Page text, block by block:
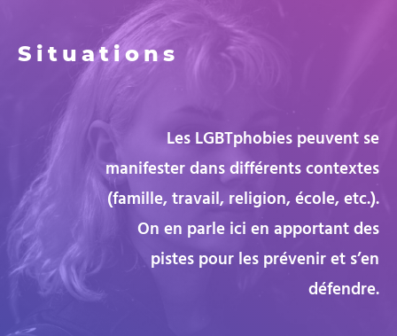
Situations
Les LGBTphobies peuvent se
manifester dans différents contextes
(famille, travail, religion, école, etc.).
On en parle ici en apportant des
pistes pour les prévenir et s’en
défendre.